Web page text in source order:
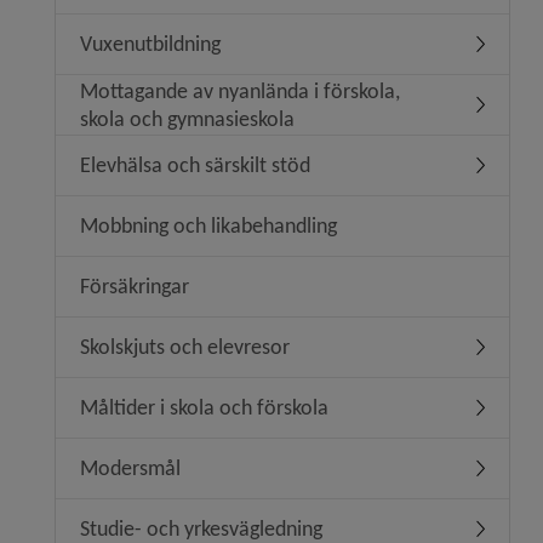
Vuxenutbildning
Mottagande av nyanlända i förskola,
skola och gymnasieskola
Elevhälsa och särskilt stöd
Mobbning och likabehandling
Försäkringar
Skolskjuts och elevresor
Måltider i skola och förskola
Modersmål
Studie- och yrkesvägledning